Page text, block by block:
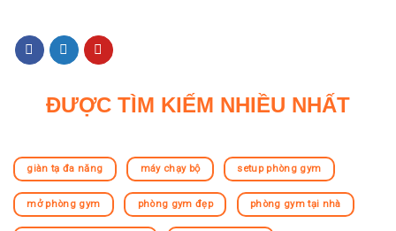
ĐƯỢC TÌM KIẾM NHIỀU NHẤT
giàn tạ đa năng máy chạy bộ setup phòng gym
mở phòng gym phòng gym đẹp phòng gym tại nhà